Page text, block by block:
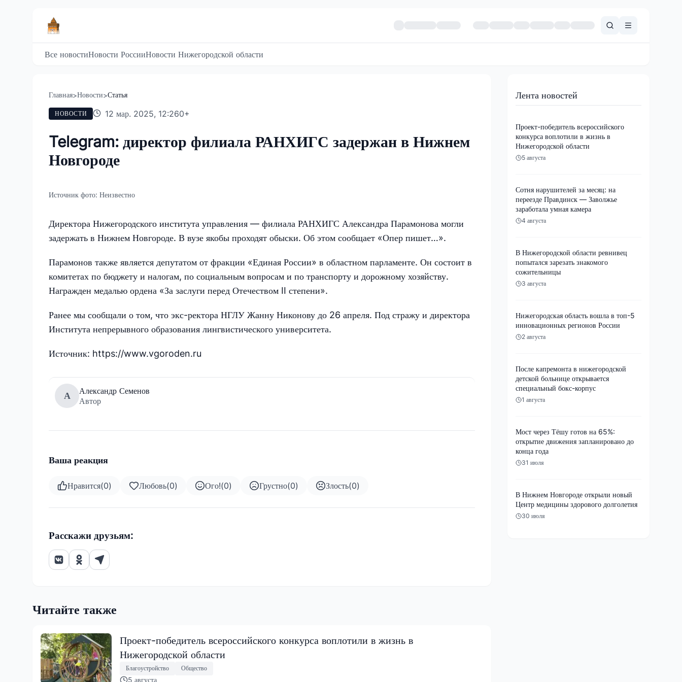
Все новостиНовости РоссииНовости Нижегородской области
Главная>Новости>Статья
НОВОСТИ 12 мар. 2025, 12:260+
Telegram: директор филиала РАНХИГС задержан в Нижнем
Новгороде
Источник фото: Неизвестно
Директора Нижегородского института управления — филиала РАНХИГС Александра Парамонова могли
задержать в Нижнем Новгороде. В вузе якобы проходят обыски. Об этом сообщает «Опер пишет…».
Парамонов также является депутатом от фракции «Единая России» в областном парламенте. Он состоит в
комитетах по бюджету и налогам, по социальным вопросам и по транспорту и дорожному хозяйству.
Награжден медалью ордена «За заслуги перед Отечеством II степени».
Ранее мы сообщали о том, что экс-ректора НГЛУ Жанну Никонову до 26 апреля. Под стражу и директора
Института непрерывного образования лингвистического университета.
Источник: https://www.vgoroden.ru
А
Александр Семенов
Автор
Ваша реакция
Нравится(0) Любовь(0) Ого!(0) Грустно(0) Злость(0)
Расскажи друзьям:
Читайте также
Проект-победитель всероссийского конкурса воплотили в жизнь в
Нижегородской области
Благоустройство Общество
5 августа
Лента новостей
Проект-победитель всероссийского
конкурса воплотили в жизнь в
Нижегородской области
5 августа
Сотня нарушителей за месяц: на
переезде Правдинск — Заволжье
заработала умная камера
4 августа
В Нижегородской области ревнивец
попытался зарезать знакомого
сожительницы
3 августа
Нижегородская область вошла в топ-5
инновационных регионов России
2 августа
После капремонта в нижегородской
детской больнице открывается
специальный бокс-корпус
1 августа
Мост через Тёшу готов на 65%:
открытие движения запланировано до
конца года
31 июля
В Нижнем Новгороде открыли новый
Центр медицины здорового долголетия
30 июля